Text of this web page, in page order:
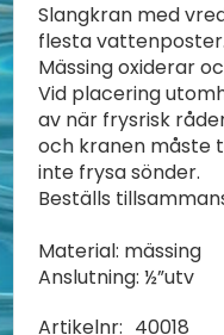
Slangkran med
flesta vattenposter.
Mässing oxiderar
Vid placering
av när frysrisk
och kranen måste
inte frysa sönder.
Beställs
Material: mässing
Anslutning: ½”utv
Artikelnr: 40018